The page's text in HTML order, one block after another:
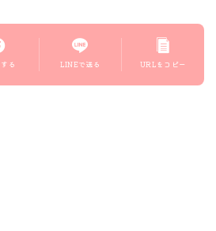
る LINEで送る URLをコピー